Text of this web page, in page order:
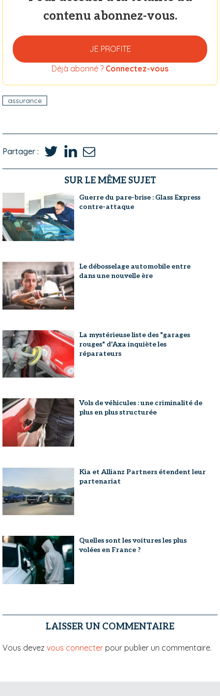
contenu abonnez-vous.
JE PROFITE
Déjà abonné ? Connectez-vous
assurance
Partager :
SUR LE MÊME SUJET
Guerre du pare-brise : Glass Express
contre-attaque
Le débosselage automobile entre
dans une nouvelle ère
La mystérieuse liste des "garages
rouges" d'Axa inquiète les
réparateurs
Vols de véhicules : une criminalité de
plus en plus structurée
Kia et Allianz Partners étendent leur
partenariat
Quelles sont les voitures les plus
volées en France ?
LAISSER UN COMMENTAIRE
Vous devez vous connecter pour publier un commentaire.